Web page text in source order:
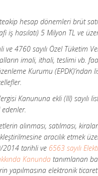
hesap dönemleri brüt
iş hasılatı) 5 Milyon TL ve
4760 sayılı Özel Tüketim
imali, ithali, teslimi vb.
Kurumu (EPDK)’ndan
Kanununa ekli (III) sayılı
alınması, satılması,
aracılık etmek
2014 tarihli ve 6563 sayılı
Kanunda tanımlanan
yapılmasına elektronik